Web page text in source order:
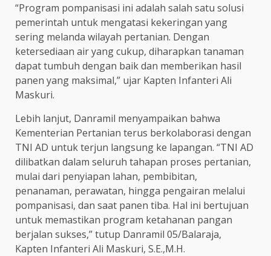
“Program pompanisasi ini adalah salah satu solusi
pemerintah untuk mengatasi kekeringan yang
sering melanda wilayah pertanian. Dengan
ketersediaan air yang cukup, diharapkan tanaman
dapat tumbuh dengan baik dan memberikan hasil
panen yang maksimal,” ujar Kapten Infanteri Ali
Maskuri.
Lebih lanjut, Danramil menyampaikan bahwa
Kementerian Pertanian terus berkolaborasi dengan
TNI AD untuk terjun langsung ke lapangan. “TNI AD
dilibatkan dalam seluruh tahapan proses pertanian,
mulai dari penyiapan lahan, pembibitan,
penanaman, perawatan, hingga pengairan melalui
pompanisasi, dan saat panen tiba. Hal ini bertujuan
untuk memastikan program ketahanan pangan
berjalan sukses,” tutup Danramil 05/Balaraja,
Kapten Infanteri Ali Maskuri, S.E.,M.H.